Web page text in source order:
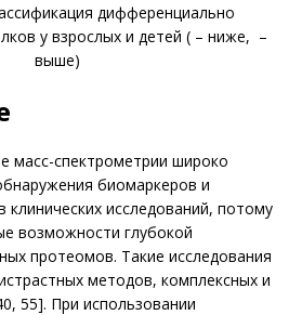
дифференциально
у взрослых и детей ( – ниже, –
выше)
масс-спектромет­рии широко
биомаркеров и
клинических исследований, потому
возможности глубокой
протеомов. Такие исследования
методов, комплексных и
55]. При использовании